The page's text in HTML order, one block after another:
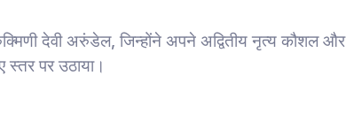
देवी अरुंडेल, जिन्होंने अपने अद्वितीय नृत्य कौशल और
पर उठाया।